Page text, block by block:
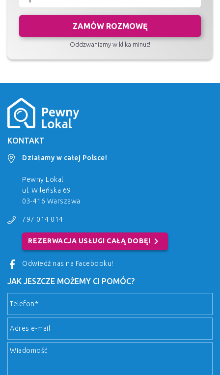
ZAMÓW ROZMOWĘ
Oddzwaniamy w klika minut!
KONTAKT
Działamy w całej Polsce!
Pewny Lokal
ul. Wileńska 69
03-416 Warszawa
797 014 014
REZERWACJA USŁUGI CAŁĄ DOBĘ! chevron_right
Odwiedź nas na Facebooku!
JAK JESZCZE MOŻEMY CI POMÓC?